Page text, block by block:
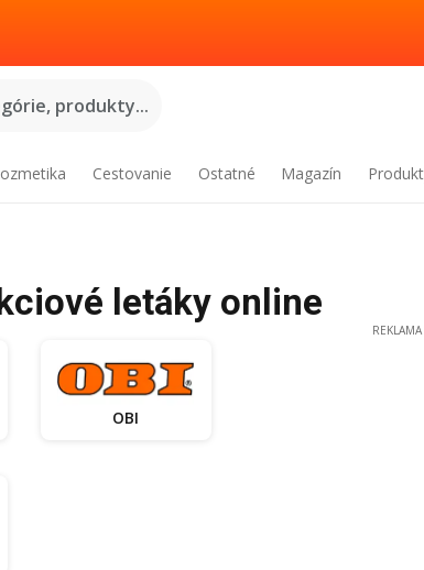
produkty...
Cestovanie Ostatné Magazín
letáky online
OBI
REKLAMA